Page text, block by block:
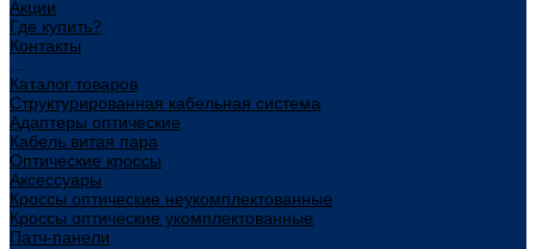
Акции
Где купить?
Контакты
Каталог товаров
Структурированная кабельная система
Адаптеры оптические
Кабель витая пара
Оптические кроссы
Аксессуары
Кроссы оптические неукомплектованные
Кроссы оптические укомплектованные
Патч-панели